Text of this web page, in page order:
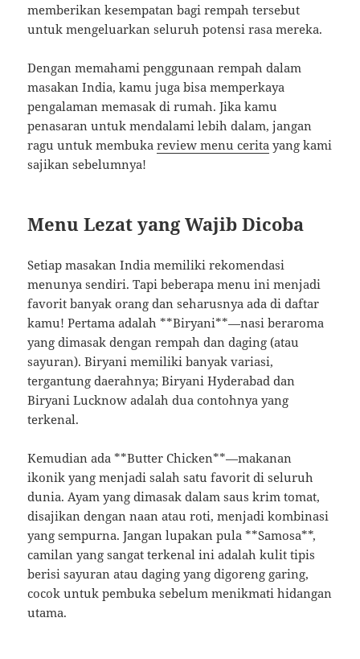
memberikan kesempatan bagi rempah tersebut
untuk mengeluarkan seluruh potensi rasa mereka.
Dengan memahami penggunaan rempah dalam
masakan India, kamu juga bisa memperkaya
pengalaman memasak di rumah. Jika kamu
penasaran untuk mendalami lebih dalam, jangan
ragu untuk membukareview menu cerita yang kami
sajikan sebelumnya!
Menu Lezat yang Wajib Dicoba
Setiap masakan India memiliki rekomendasi
menunya sendiri. Tapi beberapa menu ini menjadi
favorit banyak orang dan seharusnya ada di daftar
kamu! Pertama adalah **Biryani**—nasi beraroma
yang dimasak dengan rempah dan daging (atau
sayuran). Biryani memiliki banyak variasi,
tergantung daerahnya; Biryani Hyderabad dan
Biryani Lucknow adalah dua contohnya yang
terkenal.
Kemudian ada **Butter Chicken**—makanan
ikonik yang menjadi salah satu favorit di seluruh
dunia. Ayam yang dimasak dalam saus krim tomat,
disajikan dengan naan atau roti, menjadi kombinasi
yang sempurna. Jangan lupakan pula **Samosa**,
camilan yang sangat terkenal ini adalah kulit tipis
berisi sayuran atau daging yang digoreng garing,
cocok untuk pembuka sebelum menikmati hidangan
utama.